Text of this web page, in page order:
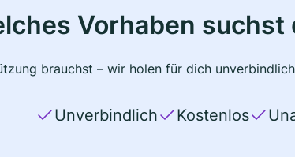
Vorhaben suchst
brauchst – wir holen für dich
Unverbindlich Kostenlos